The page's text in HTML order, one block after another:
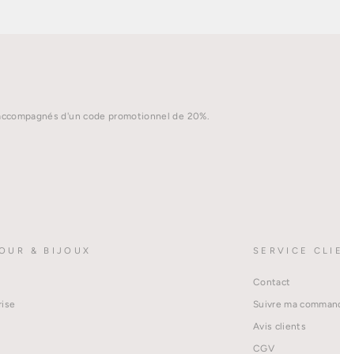
d'un code promotionnel de 20%.
& BIJOUX SERVICE
Contact
Suivre ma
Avis clients
CGV